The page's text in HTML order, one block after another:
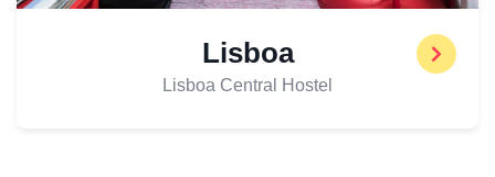
Lisboa
Lisboa Central Hostel